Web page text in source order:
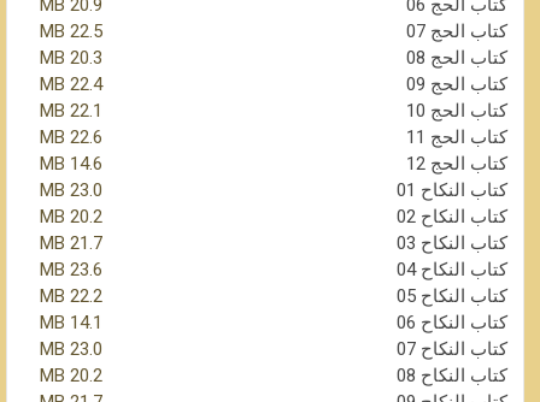
كتاب الحج 06
20.9 MB
كتاب الحج 07
22.5 MB
كتاب الحج 08
20.3 MB
كتاب الحج 09
22.4 MB
كتاب الحج 10
22.1 MB
كتاب الحج 11
22.6 MB
كتاب الحج 12
14.6 MB
كتاب النكاح 01
23.0 MB
كتاب النكاح 02
20.2 MB
كتاب النكاح 03
21.7 MB
كتاب النكاح 04
23.6 MB
كتاب النكاح 05
22.2 MB
كتاب النكاح 06
14.1 MB
كتاب النكاح 07
23.0 MB
كتاب النكاح 08
20.2 MB